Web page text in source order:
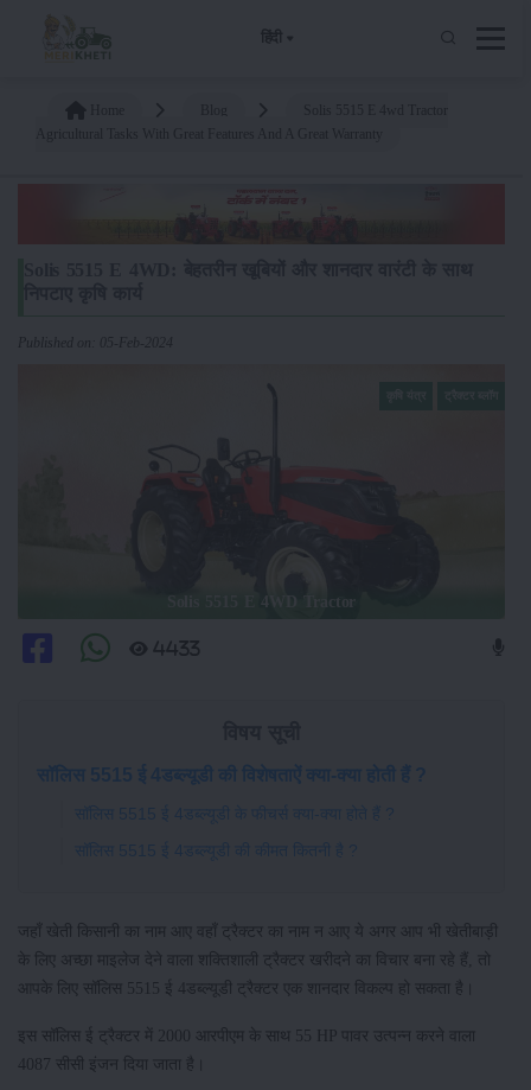
हिंदी
Published on: 05-Feb-2024
Solis 5515 E 4WD Tractor
4433
सॉलिस 5515 ई 4डब्ल्यूडी की विशेषताऐं क्या-क्या होती हैं ?
सॉलिस 5515 ई 4डब्ल्यूडी के फीचर्स क्या-क्या होते हैं ?
सॉलिस 5515 ई 4डब्ल्यूडी की कीमत कितनी है ?
जहाँ खेती किसानी का नाम आए वहाँ ट्रैक्टर का नाम न आए ये अगर आप भी खेतीबाड़ी
के लिए अच्छा माइलेज देने वाला शक्तिशाली ट्रैक्टर खरीदने का विचार बना रहे हैं, तो
आपके लिए सॉलिस 5515 ई 4डब्ल्यूडी ट्रैक्टर एक शानदार विकल्प हो सकता है।
इस सॉलिस ई ट्रैक्टर में 2000 आरपीएम के साथ 55 HP पावर उत्पन्न करने वाला
4087 सीसी इंजन दिया जाता है।